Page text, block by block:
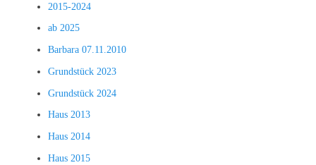
2015-2024
ab 2025
Barbara 07.11.2010
Grundstück 2023
Grundstück 2024
Haus 2013
Haus 2014
Haus 2015